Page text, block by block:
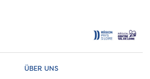
ÜBER UNS